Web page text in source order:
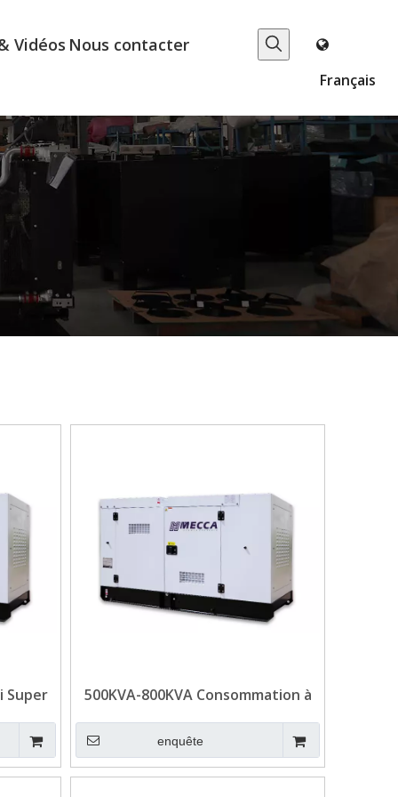
Vidéos Nous contacter
Français
Super
pour le
500KVA-800KVA Consommation à
faible consommation de carburant
Générateur diesel Weichai pour
commercial
enquête